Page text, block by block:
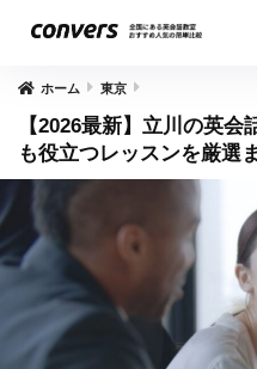
ホーム 東京
【2026最新】立川の英
も役立つレッスンを厳選